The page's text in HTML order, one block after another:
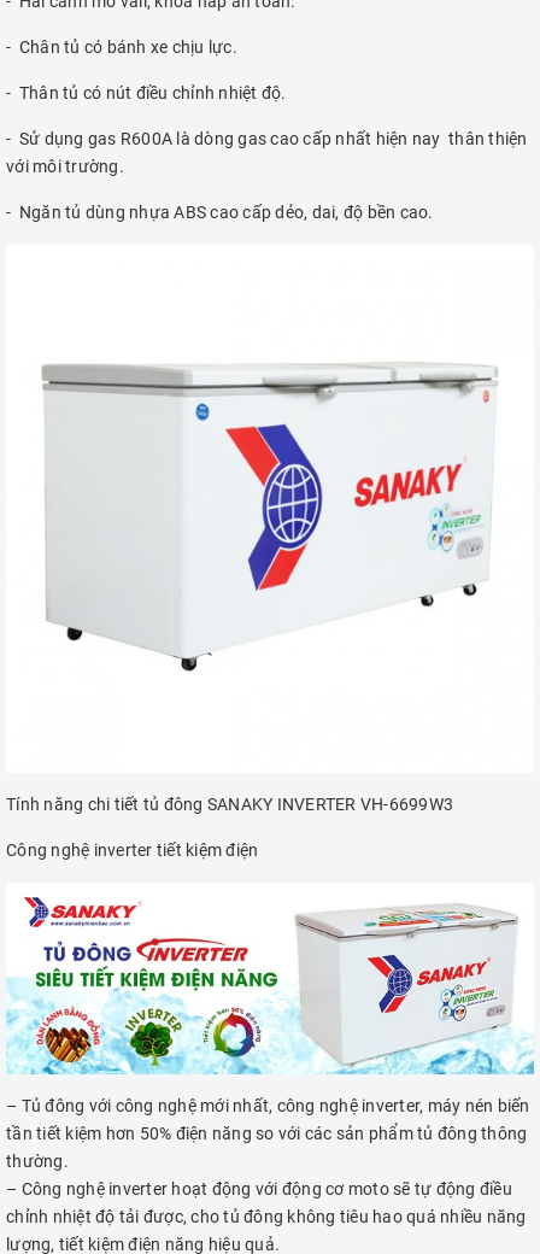
- Chân tủ có bánh xe chịu lực.
- Thân tủ có nút điều chỉnh nhiệt độ.
- Sử dụng gas R600A là dòng gas cao cấp nhất hiện nay thân thiện
với môi trường.
- Ngăn tủ dùng nhựa ABS cao cấp dẻo, dai, độ bền cao.
Tính năng chi tiết tủ đông SANAKY INVERTER VH-6699W3
Công nghệ inverter tiết kiệm điện
– Tủ đông với công nghệ mới nhất, công nghệ inverter, máy nén biến
tần tiết kiệm hơn 50% điện năng so với các sản phẩm tủ đông thông
thường.
– Công nghệ inverter hoạt động với động cơ moto sẽ tự động điều
chỉnh nhiệt độ tải được, cho tủ đông không tiêu hao quá nhiều năng
lượng, tiết kiệm điện năng hiệu quả.